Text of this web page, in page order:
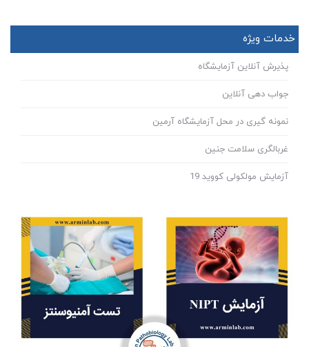
خدمات ویژه
پذیرش آنلاین آزمایشگاه
جواب دهی آنلاین
نمونه گیری در محل آزمایشگاه آرمین
غربالگری سلامت جنین
آزمایش مولکولی کووید 19